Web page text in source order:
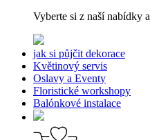
Vyberte si z naší nabídky
jak si půjčit dekorace
Květinový servis
Oslavy a Eventy
Floristické workshopy
Balónkové instalace